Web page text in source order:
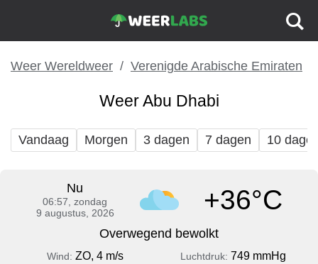
Weer Wereldweer Verenigde Arabische Emiraten
Weer Abu Dhabi
Vandaag Morgen 3 dagen 7 dagen 10
Nu
06:57, zondag
9 augustus, 2026
+36°C
Overwegend bewolkt
Wind: ZO, 4 m/s Luchtdruk: 749 mmHg